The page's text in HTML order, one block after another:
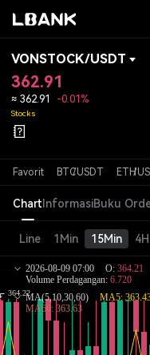
VONSTOCK/USDT
362.91
≈ 362.91 -0.01%
Stocks
Favorit BTC/USDT ETH/
ChartInformasiBuku
Line 1Min 15Min 4H